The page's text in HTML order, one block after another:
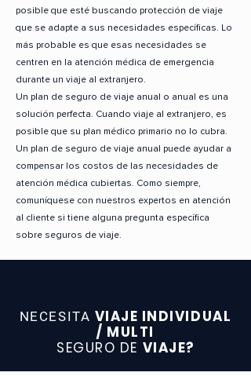
posible que esté buscando protección de viaje
que se adapte a sus necesidades específicas. Lo
más probable es que esas necesidades se
centren en la atención médica de emergencia
durante un viaje al extranjero.
Un plan de seguro de viaje anual o anual es una
solución perfecta. Cuando viaje al extranjero, es
posible que su plan médico primario no lo cubra.
Un plan de seguro de viaje anual puede ayudar a
compensar los costos de las necesidades de
atención médica cubiertas. Como siempre,
comuníquese con nuestros expertos en atención
al cliente si tiene alguna pregunta específica
sobre seguros de viaje.
NECESITA VIAJE INDIVIDUAL
/ MULTI
SEGURO DE VIAJE?